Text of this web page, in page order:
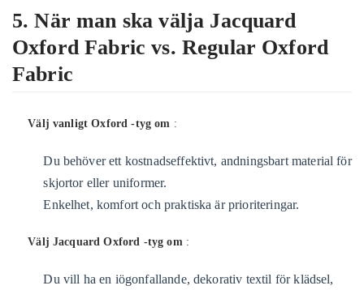
5. När man ska välja Jacquard
Oxford Fabric vs. Regular Oxford
Fabric
Välj vanligt Oxford -tyg om :
Du behöver ett kostnadseffektivt, andningsbart material för
skjortor eller uniformer.
Enkelhet, komfort och praktiska är prioriteringar.
Välj Jacquard Oxford -tyg om :
Du vill ha en iögonfallande, dekorativ textil för klädsel,